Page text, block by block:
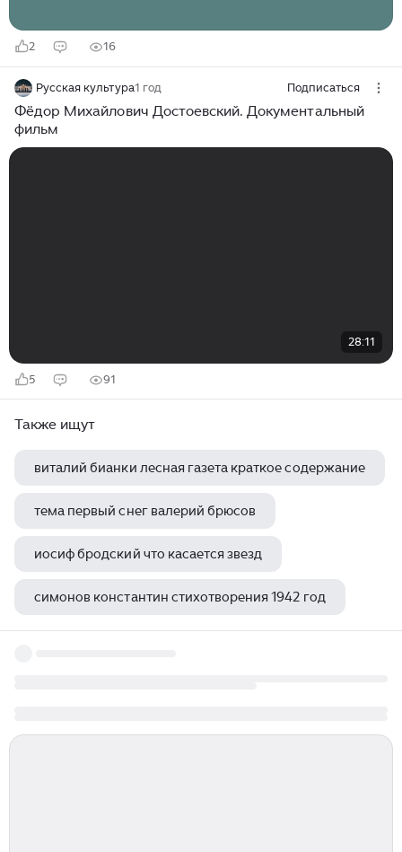
2 16
Русская культура1 год Подписаться
Фёдор Михайлович Достоевский. Документальный
фильм
28:11
5 91
Также ищут
виталий бианки лесная газета краткое содержание
тема первый снег валерий брюсов
иосиф бродский что касается звезд
симонов константин стихотворения 1942 год